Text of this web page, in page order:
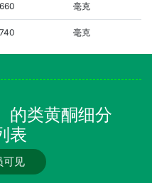
660 毫克
740 毫克
的类黄酮细分
表
可见